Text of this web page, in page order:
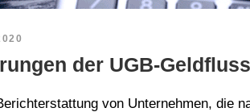
der UGB-
von Unternehmen, die